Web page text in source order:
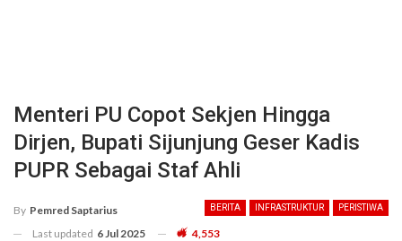
Menteri PU Copot Sekjen Hingga
Dirjen, Bupati Sijunjung Geser Kadis
PUPR Sebagai Staf Ahli
BERITA INFRASTRUKTUR PERISTIWA
By Pemred Saptarius
Last updated 6 Jul 2025 4,553